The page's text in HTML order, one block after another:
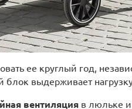
ее круглый год,
блок выдерживает
вентиляция в люльке